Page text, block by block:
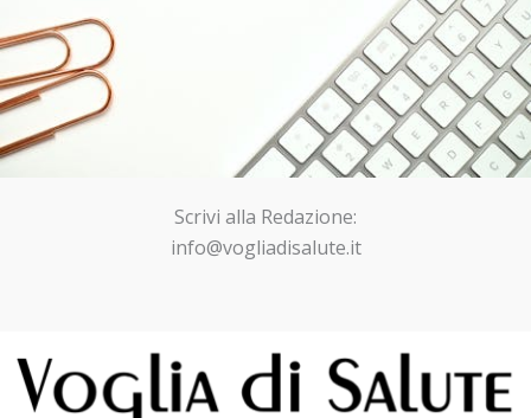
Scrivi alla Redazione:
info@vogliadisalute.it